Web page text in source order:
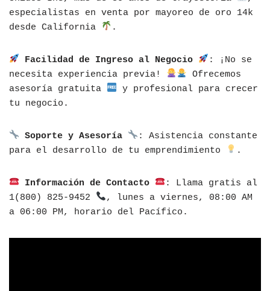
especialistas en venta por mayoreo de oro 14k
desde California
.
Facilidad de Ingreso al Negocio
: ¡No se
necesita experiencia previa!
Ofrecemos
asesoría gratuita
y profesional para crecer
tu negocio.
Soporte y Asesoría
: Asistencia constante
para el desarrollo de tu emprendimiento
.
Información de Contacto
: Llama gratis al
1(800) 825-9452
, lunes a viernes, 08:00 AM
a 06:00 PM, horario del Pacífico.